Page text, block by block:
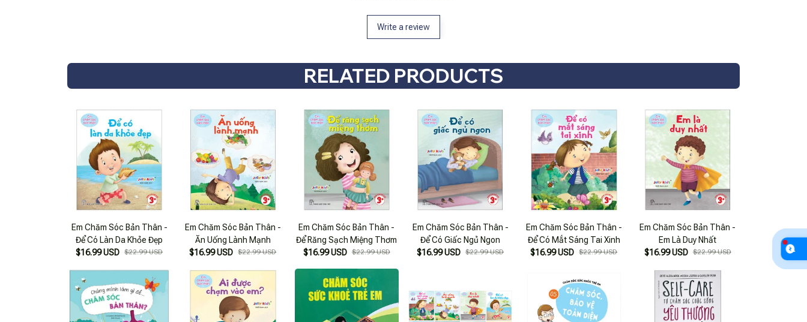
Write a review
RELATED PRODUCTS
Em Chăm Sóc Bản Thân -
Để Có Làn Da Khỏe Đẹp
$16.99 USD $22.99 USD
Em Chăm Sóc Bản Thân -
Ăn Uống Lành Mạnh
$16.99 USD
$22.99 USD
Em Chăm Sóc Bản Thân -
Để Răng Sạch Miệng Thơm
$16.99 USD $22.99 USD
Em Chăm Sóc Bản Thân -
Để Có Giấc Ngủ Ngon
$16.99 USD $22.99 USD
Em Chăm Sóc Bản Thân -
Để Có Mắt Sáng Tai Xinh
$16.99 USD
$22.99 USD
Em Chăm Sóc Bản Thân -
Em Là Duy Nhất
$16.99 USD $22.99 USD